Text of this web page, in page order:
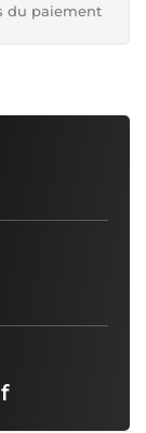
du paiement